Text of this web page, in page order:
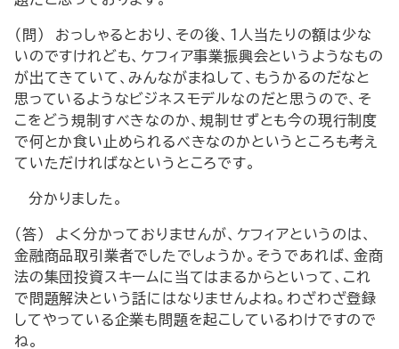
（問） おっしゃるとおり、その後、１人当たりの額は少な
いのですけれども、ケフィア事業振興会というようなもの
が出てきていて、みんながまねして、もうかるのだなと
思っているようなビジネスモデルなのだと思うので、そ
こをどう規制すべきなのか、規制せずとも今の現行制度
で何とか食い止められるべきなのかというところも考え
ていただければなというところです。
分かりました。
（答） よく分かっておりませんが、ケフィアというのは、
金融商品取引業者でしたでしょうか。そうであれば、金商
法の集団投資スキームに当てはまるからといって、これ
で問題解決という話にはなりませんよね。わざわざ登録
してやっている企業も問題を起こしているわけですので
ね。